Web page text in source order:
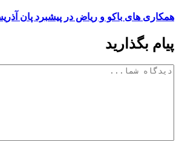
همکاری های باکو و ریاض در پیشبرد پان
پیام بگذارید
دیدگاه